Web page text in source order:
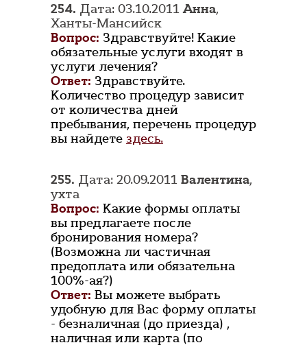
254. Дата: 03.10.2011Анна,
Ханты-Мансийск
Вопрос: Здравствуйте! Какие
обязательные услуги входят в
услуги лечения?
Ответ: Здравствуйте.
Количество процедур зависит
от количества дней
пребывания, перечень процедур
вы найдете здесь.
255. Дата: 20.09.2011 Валентина,
ухта
Вопрос: Какие формы оплаты
вы предлагаете после
бронирования номера?
(Возможна ли частичная
предоплата или обязательна
100%-ая?)
Ответ: Вы можете выбрать
удобную для Вас форму оплаты
- безналичная (до приезда) ,
наличная или карта (по